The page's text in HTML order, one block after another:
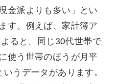
金派よりも多い」とい
す。例えば、家計簿ア
ると、同じ30代世帯で
使う世帯のほうが月平
うデータがあります。